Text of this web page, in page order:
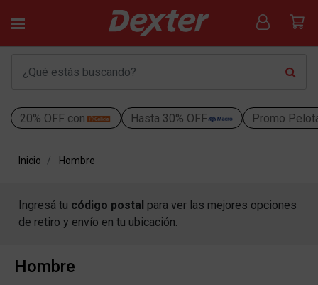
20% OFF con Hasta 30% OFF Promo
Inicio Hombre
Ingresá tu código postal para ver las mejores opciones
de retiro y envío en tu ubicación.
Hombre